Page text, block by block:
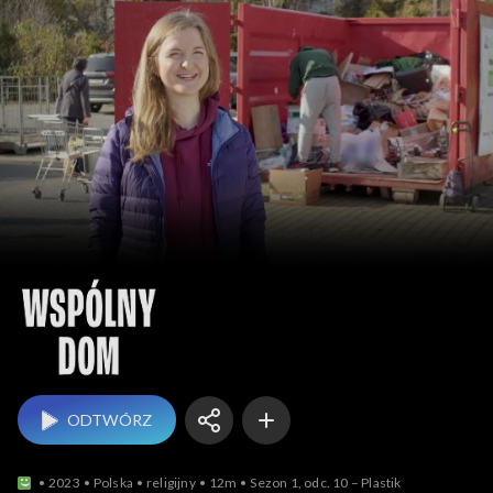
Wspólny dom
ODTWÓRZ
2023 Polska religijny 12m Sezon 1, odc. 10 – Plastik